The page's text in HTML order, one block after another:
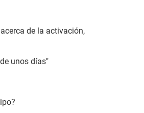
de la activación,
unos días"